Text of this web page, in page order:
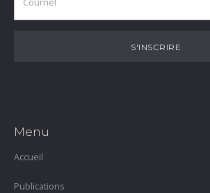
Menu
Accueil
Publications